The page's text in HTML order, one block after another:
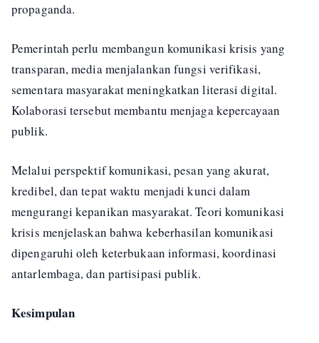
propaganda.
Pemerintah perlu membangun komunikasi krisis yang
transparan, media menjalankan fungsi verifikasi,
sementara masyarakat meningkatkan literasi digital.
Kolaborasi tersebut membantu menjaga kepercayaan
publik.
Melalui perspektif komunikasi, pesan yang akurat,
kredibel, dan tepat waktu menjadi kunci dalam
mengurangi kepanikan masyarakat. Teori komunikasi
krisis menjelaskan bahwa keberhasilan komunikasi
dipengaruhi oleh keterbukaan informasi, koordinasi
antarlembaga, dan partisipasi publik.
Kesimpulan